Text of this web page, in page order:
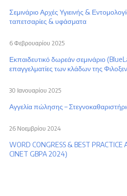
Σεμινάριο Αρχές Υγιεινής &
ταπετσαρίες & υφάσματα
Εκπαιδευτικό δωρεάν σεμινάριο
επαγγελματίες των κλάδων της
6 Φεβρουαρίου 2025
Αγγελία πώλησης –
30 Ιανουαρίου 2025
WORD CONGRESS & BEST
CINET GBPA 2024)
26 Νοεμβρίου 2024